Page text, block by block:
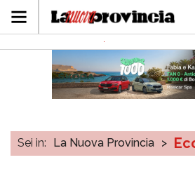
Sei in: La Nuova Provincia >